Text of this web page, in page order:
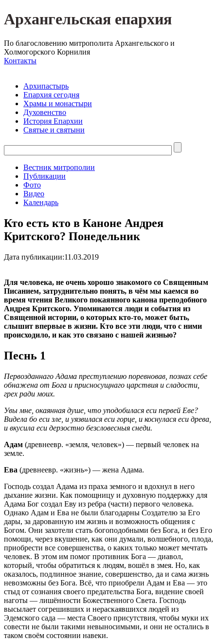
Архангельская епархия
По благословению митрополита Архангельского и
Холмогорского Корнилия
Контакты
Архипастырь
Епархия сегодня
Храмы и монастыри
Духовенство
История Епархии
Святые и святыни
Вестник митрополии
Публикации
Фото
Видео
Календарь
Кто есть кто в Каноне Андрея
Критского? Понедельник
Дата публикации:11.03.2019
Для человека, не очень хорошо знакомого со Священным
Писанием, затруднительно понять, в чём мы каемся во
время чтения Великого покаянного канона преподобного
Андрея Критского. Упоминаются люди и события из
Священной истории, о которых кто-то, может быть,
слышит впервые в жизни. Кто все эти люди, что с ними
происходило, и как это связано с нашей жизнью?
Песнь 1
Первозданнаго Адама преступлению поревновав, познах себе
обнажена от Бога и присносущнаго царствия и сладости,
грех ради моих.
Увы мне, окаянная душе, что уподобилася еси первей Еве?
Видела бо еси зле, и уязвилася еси горце, и коснулася еси древа,
и вкусила еси дерзостно безсловесныя снеди.
Адам (древнеевр. «земля, человек») — первый человек на
земле.
Ева (древнеевр. «жизнь») — жена Адама.
Господь создал Адама из праха земного и вдохнул в него
дыхание жизни. Как помощницу и духовную поддержку для
Адама Бог создал Еву из ребра (части) первого человека.
Однако Адам и Ева не были благодарны Создателю за Его
дары, за дарованную им жизнь и возможность общения с
Богом. Они захотели стать богоподобными без Бога, и без Его
помощи, через вкушение, как они думали, волшебного, плода,
приобрести все совершенства, о каких только может мечтать
человек. В этом им помог противник Бога — диавол,
который, чтобы обратиться к людям, вошёл в змея. Но, как
оказалось, подлинное знание, совершенство, да и сама жизнь
невозможны без Бога. Всё, что приобрели Адам и Ева — это
стыд от сознания своего предательства Бога, видение своей
наготы — лишённости Божественного Света. Господь
высылает согрешивших и нераскаявшихся людей из
Эдемского сада — места Своего присутствия, чтобы муки их
совести не были такими невыносимыми, и они не остались в
таком своём состоянии навеки.